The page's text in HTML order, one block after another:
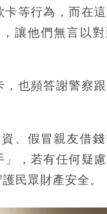
等行為，而在這
讓他們無言以
也頻答謝警察
、假冒親友借
，若有任何疑
民眾財產安全。